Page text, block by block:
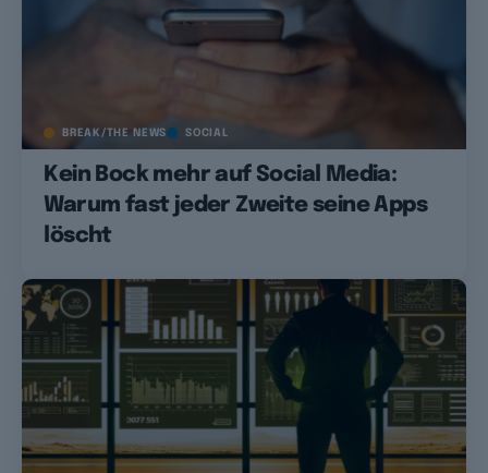
BREAK/THE NEWS SOCIAL
Kein Bock mehr auf Social Media:
Warum fast jeder Zweite seine Apps
löscht